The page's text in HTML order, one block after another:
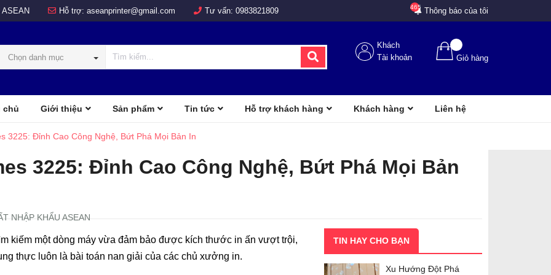
Hỗ trợ: aseanprinter@gmail.com Tư vấn: 0983821809 Thông báo của tôi
465
Chọn danh mục Giỏ hàng
Khách
Tài khoản
chủ Giới thiệu Sản phẩm Tin tức Hỗ trợ khách hàng Khách hàng Liên hệ
3225: Đỉnh Cao Công Nghệ, Bứt Phá Mọi Bản In
3225: Đỉnh Cao Công Nghệ, Bứt Phá Mọi Bản
NHẬP KHẨU ASEAN
kiếm một dòng máy vừa đảm bảo được kích thước in ấn vượt trội,
thực luôn là bài toán nan giải của các chủ xưởng in.
TIN HAY CHO BẠN
Xu Hướng Đột Phá